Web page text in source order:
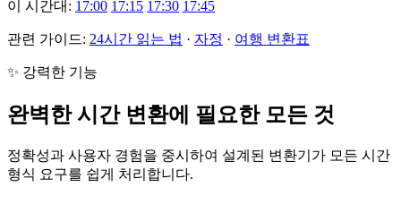
이 시간대: 17:00 17:15 17:30 17:45
관련 가이드: 24시간 읽는 법 · 자정 · 여행 변환표
✨ 강력한 기능
완벽한 시간 변환에 필요한 모든 것
정확성과 사용자 경험을 중시하여 설계된 변환기가 모든 시간
형식 요구를 쉽게 처리합니다.